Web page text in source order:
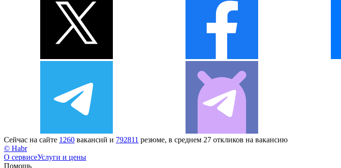
Сейчас на сайте 1260 вакансий и 792811 резюме, в среднем 27 откликов на вакансию
© Habr
О сервисеУслуги и цены
Помощь